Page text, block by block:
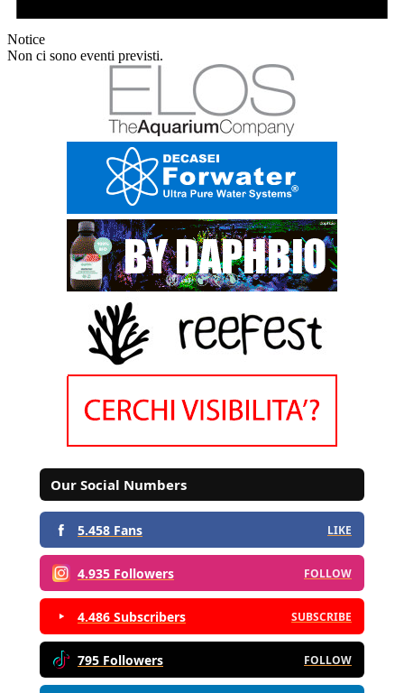
Notice
Non ci sono eventi previsti.
Our Social Numbers
5.458 Fans LIKE
4.935 Followers FOLLOW
4.486 Subscribers SUBSCRIBE
795 Followers FOLLOW